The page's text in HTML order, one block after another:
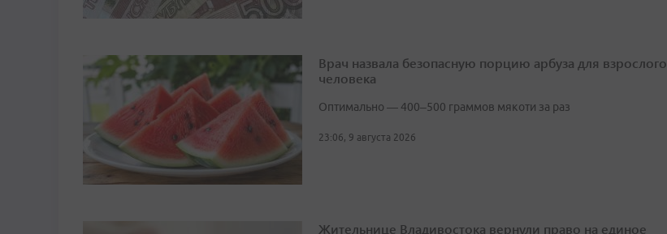
Врач назвала безопасную порцию арбуза для взрослого
человека
Оптимально — 400–500 граммов мякоти за раз
23:06, 9 августа 2026
Жительнице Владивостока вернули право на единое